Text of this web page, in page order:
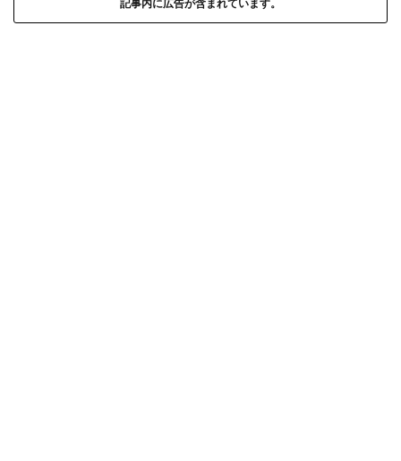
記事内に広告が含まれています。